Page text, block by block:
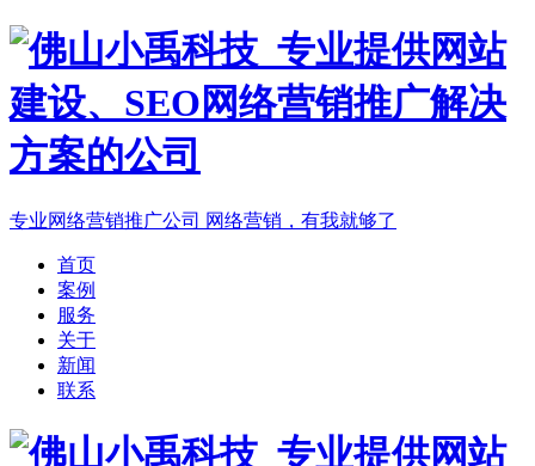
专业网络营销推广公司 网络营销，有我就够了
首页
案例
服务
关于
新闻
联系